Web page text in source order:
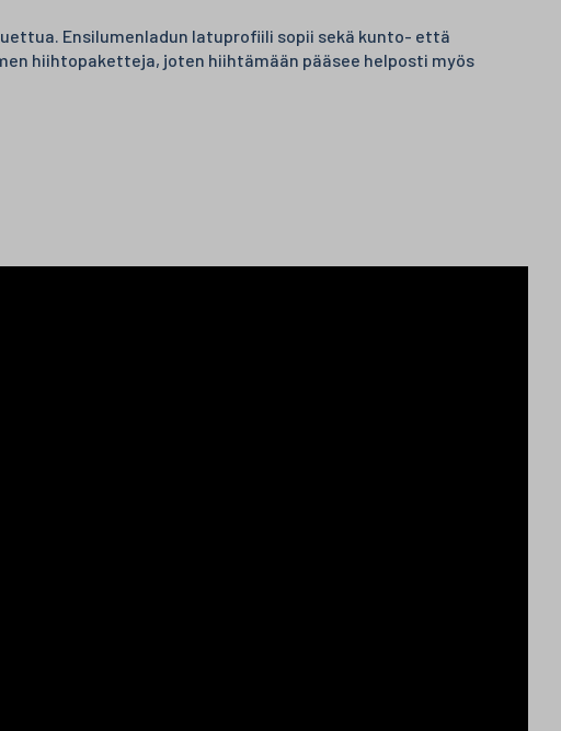
Ensilumenladun latuprofiili sopii sekä kunto- että
hiihtopaketteja, joten hiihtämään pääsee helposti myös